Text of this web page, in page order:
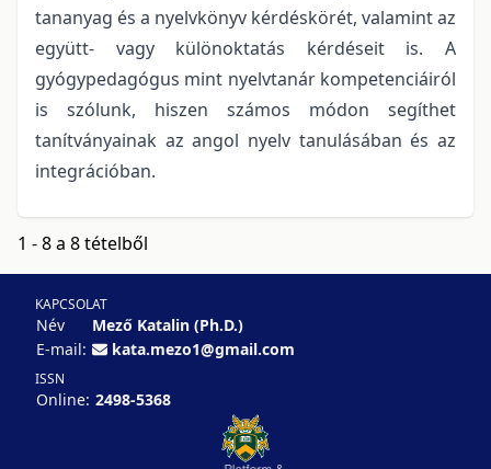
tananyag és a nyelvkönyv kérdéskörét, valamint az
együtt- vagy különoktatás kérdéseit is. A
gyógypedagógus mint nyelvtanár kompetenciáiról
is szólunk, hiszen számos módon segíthet
tanítványainak az angol nyelv tanulásában és az
integrációban.
1 - 8 a 8 tételből
KAPCSOLAT
Név
Mező Katalin (Ph.D.)
E-mail:
kata.mezo1@gmail.com
ISSN
Online: 2498-5368